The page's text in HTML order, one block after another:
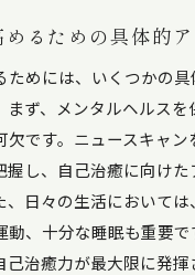
るための具体的
ためには、いくつかの
ず、メンタルヘルスを
欠です。ニュースキャン
握し、自己治癒に向け
、日々の生活において
動、十分な睡眠も重要
己治癒力が最大限に発揮